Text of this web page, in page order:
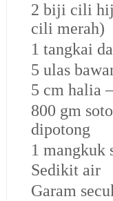
2 biji cili
cili merah)
1 tangkai
5 ulas
5 cm halia
800 gm
dipotong
1 mangkuk
Sedikit air
Garam